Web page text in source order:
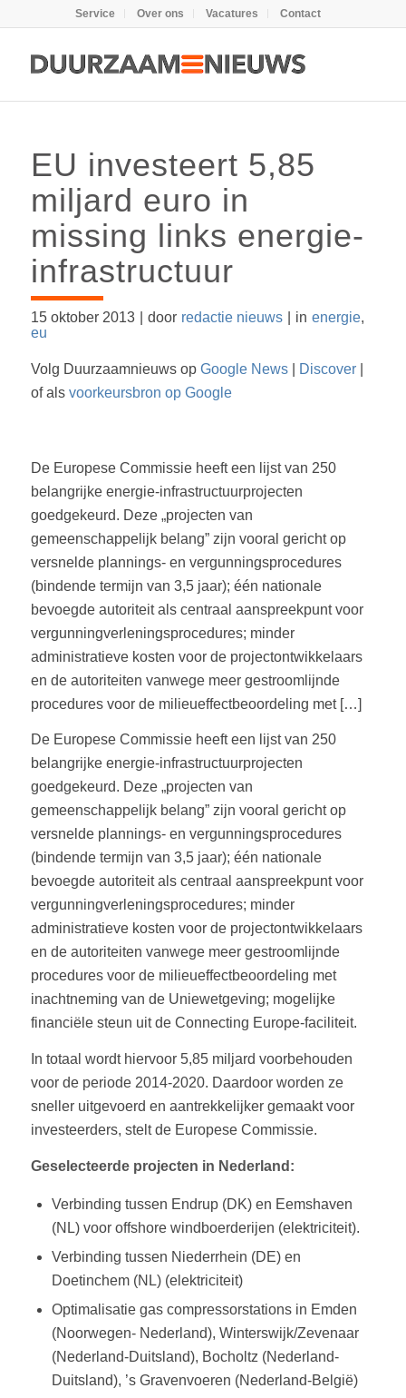
Service Over ons Vacatures Contact
EU investeert 5,85
miljard euro in
missing links energie-
infrastructuur
15 oktober 2013 door redactie nieuws in energie,
eu
Volg Duurzaamnieuws op Google News| Discover|
of als voorkeursbron op Google
De Europese Commissie heeft een lijst van 250
belangrijke energie-infrastructuurprojecten
goedgekeurd. Deze „projecten van
gemeenschappelijk belang” zijn vooral gericht op
versnelde plannings- en vergunningsprocedures
(bindende termijn van 3,5 jaar); één nationale
bevoegde autoriteit als centraal aanspreekpunt voor
vergunningverleningsprocedures; minder
administratieve kosten voor de projectontwikkelaars
en de autoriteiten vanwege meer gestroomlijnde
procedures voor de milieueffectbeoordeling met […]
De Europese Commissie heeft een lijst van 250
belangrijke energie-infrastructuurprojecten
goedgekeurd. Deze „projecten van
gemeenschappelijk belang” zijn vooral gericht op
versnelde plannings- en vergunningsprocedures
(bindende termijn van 3,5 jaar); één nationale
bevoegde autoriteit als centraal aanspreekpunt voor
vergunningverleningsprocedures; minder
administratieve kosten voor de projectontwikkelaars
en de autoriteiten vanwege meer gestroomlijnde
procedures voor de milieueffectbeoordeling met
inachtneming van de Uniewetgeving; mogelijke
financiële steun uit de Connecting Europe-faciliteit.
In totaal wordt hiervoor 5,85 miljard voorbehouden
voor de periode 2014-2020. Daardoor worden ze
sneller uitgevoerd en aantrekkelijker gemaakt voor
investeerders, stelt de Europese Commissie.
Geselecteerde projecten in Nederland:
Verbinding tussen Endrup (DK) en Eemshaven
(NL) voor offshore windboerderijen (elektriciteit).
Verbinding tussen Niederrhein (DE) en
Doetinchem (NL) (elektriciteit)
Optimalisatie gas compressorstations in Emden
(Noorwegen- Nederland), Winterswijk/Zevenaar
(Nederland-Duitsland), Bocholtz (Nederland-
Duitsland), ’s Gravenvoeren (Nederland-België)